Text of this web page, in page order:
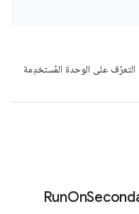
على الوحدة المُستخدِمة
RunOn